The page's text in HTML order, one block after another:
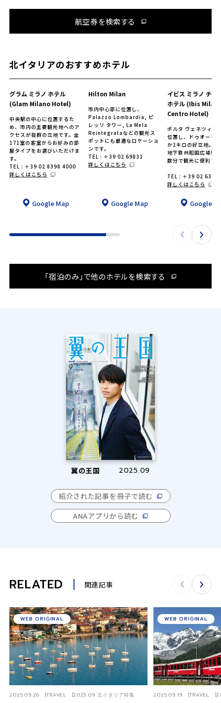
航空券を検索する
北イタリアのおすすめホテル
グラム ミラノ ホテル
(Glam Milano Hotel)
中央駅の中心に位置するた
め、市内の主要観光地へのア
クセスが抜群の立地です。全
171室の客室からお好みの部
屋タイプをお選びいただけま
す。
TEL : ＋39 02 8398 4000
詳しくはこちら
Google Map
Hilton Milan
市内中心部に位置し、
Palazzo Lombardia, ピ
レッリ タワー, La Mela
Reintegrataなどの観光ス
ポットにも最適なロケーショ
ンです。
TEL : ＋39 02 69831
詳しくはこちら
Google Map
イビス ミラノ チェ
ホテル (Ibis
Centro Hotel)
ポルタ ヴェネツィア
位置し、ドゥオーモ
か2キロの好立地。中
地下鉄共和国広場駅
数分で観光に便利で
TEL : ＋39 02
詳しくはこちら
Google
「宿泊のみ」で他のホテルを検索する
翼の王国 2025.09
紹介された記事を冊子で読む
ANAアプリから読む
RELATED 関連記事
2025.09.26 TRAVEL 2025.09 北イタリア特集
WEB ORIGINAL
2025.09.19 TRAVEL
WEB ORIGINAL